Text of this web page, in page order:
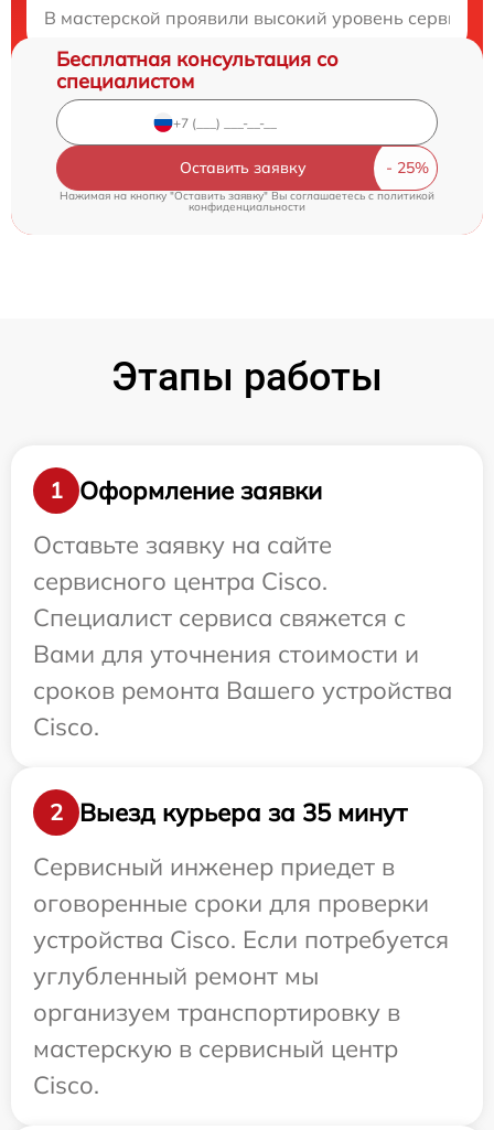
В мастерской проявили высокий уровень
Бесплатная консультация со
специалистом
Оставить заявку
Нажимая на кнопку "Оставить заявку" Вы соглашаетесь cполитикой
конфиденциальности
Этапы работы
1
Оформление заявки
Оставьте заявку на сайте
сервисного центра Cisco.
Специалист сервиса свяжется с
Вами для уточнения стоимости и
сроков ремонта Вашего устройства
Cisco.
2
Выезд курьера за 35 минут
Сервисный инженер приедет в
оговоренные сроки для проверки
устройства Cisco. Если потребуется
углубленный ремонт мы
организуем транспортировку в
мастерскую в сервисный центр
Cisco.